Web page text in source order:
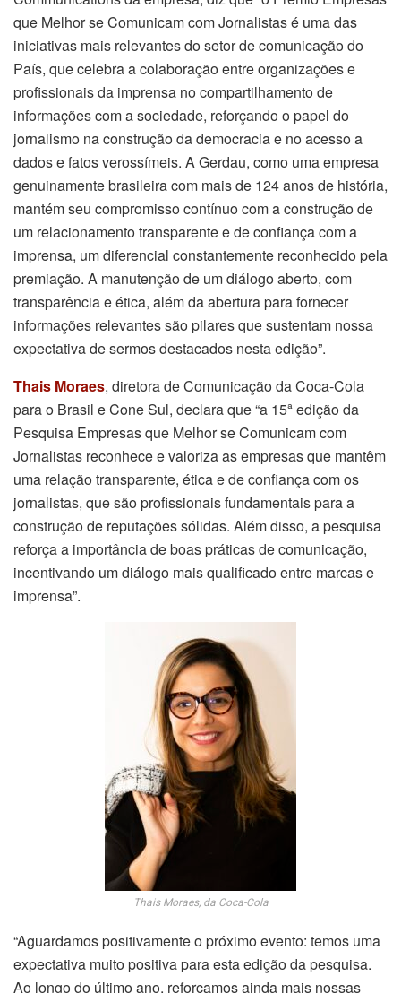
que Melhor se Comunicam com Jornalistas é uma das
iniciativas mais relevantes do setor de comunicação do
País, que celebra a colaboração entre organizações e
profissionais da imprensa no compartilhamento de
informações com a sociedade, reforçando o papel do
jornalismo na construção da democracia e no acesso a
dados e fatos verossímeis. A Gerdau, como uma empresa
genuinamente brasileira com mais de 124 anos de história,
mantém seu compromisso contínuo com a construção de
um relacionamento transparente e de confiança com a
imprensa, um diferencial constantemente reconhecido pela
premiação. A manutenção de um diálogo aberto, com
transparência e ética, além da abertura para fornecer
informações relevantes são pilares que sustentam nossa
expectativa de sermos destacados nesta edição”.
Thais Moraes, diretora de Comunicação da Coca-Cola
para o Brasil e Cone Sul, declara que “a 15ªedição da
Pesquisa Empresas que Melhor se Comunicam com
Jornalistas reconhece e valoriza as empresas que mantêm
uma relação transparente, ética e de confiança com os
jornalistas, que são profissionais fundamentais para a
construção de reputações sólidas. Além disso, a pesquisa
reforça a importância de boas práticas de comunicação,
incentivando um diálogo mais qualificado entre marcas e
imprensa”.
Thais Moraes, da Coca-Cola
“Aguardamos positivamente o próximo evento: temos uma
expectativa muito positiva para esta edição da pesquisa.
Ao longo do último ano, reforçamos ainda mais nossas